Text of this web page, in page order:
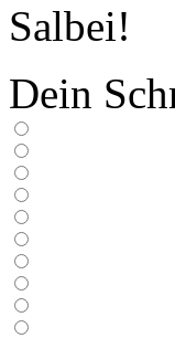
Salbei!
Dein